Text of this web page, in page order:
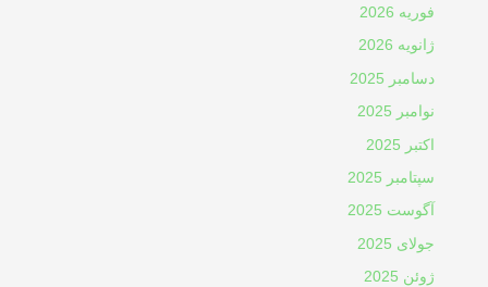
فوریه 2026
ژانویه 2026
دسامبر 2025
نوامبر 2025
اکتبر 2025
سپتامبر 2025
آگوست 2025
جولای 2025
ژوئن 2025